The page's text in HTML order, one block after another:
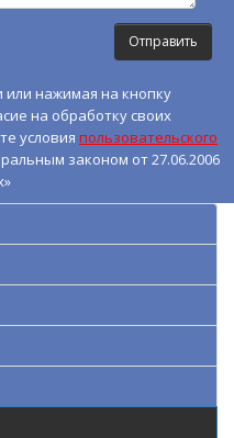
нажимая на кнопку
на обработку своих
условия пользовательского
законом от 27.06.2006